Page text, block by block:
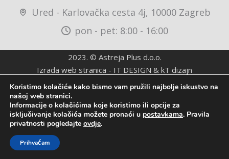
Ured - Karlovačka cesta 4j, 10000 Zagreb
pon - pet: 8:00 - 16:00
2023. © Astreja Plus d.o.o.
Izrada web stranica - IT DESIGN & kT dizajn
Koristimo kolačiće kako bismo vam pružili najbolje iskustvo na
našoj web stranici.
Informacije o kolačićima koje koristimo ili opcije za
isključivanje kolačića možete pronaći u postavkama. Pravila
privatnosti pogledajte ovdje.
Prihvaćam